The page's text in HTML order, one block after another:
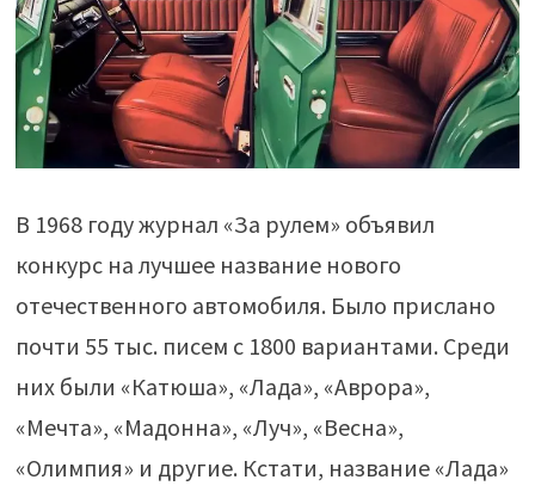
В 1968 году журнал «За рулем» объявил
конкурс на лучшее название нового
отечественного автомобиля. Было прислано
почти 55 тыс. писем с 1800 вариантами. Среди
них были «Катюша», «Лада», «Аврора»,
«Мечта», «Мадонна», «Луч», «Весна»,
«Олимпия» и другие. Кстати, название «Лада»